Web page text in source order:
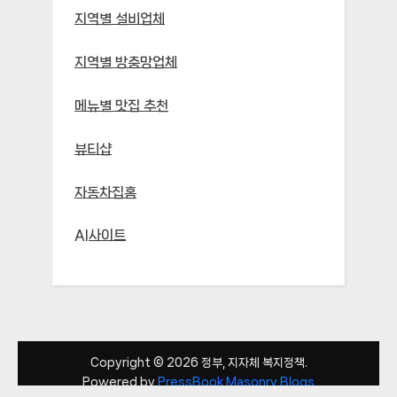
지역별 설비업체
지역별 방충망업체
메뉴별 맛집 추천
뷰티샵
자동차집홈
AI사이트
Copyright © 2026 정부, 지자체 복지정책.
Powered by PressBook Masonry Blogs